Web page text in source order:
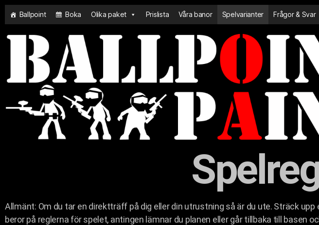
Ballpoint Boka Olika paket Prislista Våra banor Spelvarianter Frågor & Svar
Allmänt: Om du tar en direktträff på dig eller din utrustning så är du ute. Sträck
beror på reglerna för spelet, antingen lämnar du planen eller går tillbaka till basen